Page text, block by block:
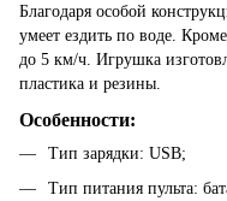
Благодаря особой
умеет ездить по воде.
до 5 км/ч. Игрушка
пластика и резины.
Особенности:
Тип зарядки: USB;
Тип питания пульта: